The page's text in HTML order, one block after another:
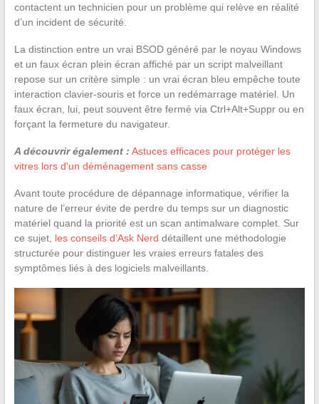
contactent un technicien pour un problème qui relève en réalité
d’un incident de sécurité.
La distinction entre un vrai BSOD généré par le noyau Windows
et un faux écran plein écran affiché par un script malveillant
repose sur un critère simple : un vrai écran bleu empêche toute
interaction clavier-souris et force un redémarrage matériel. Un
faux écran, lui, peut souvent être fermé via Ctrl+Alt+Suppr ou en
forçant la fermeture du navigateur.
A découvrir également : Astuces efficaces pour protéger les
vitres lors d'un déménagement sans casse
Avant toute procédure de dépannage informatique, vérifier la
nature de l’erreur évite de perdre du temps sur un diagnostic
matériel quand la priorité est un scan antimalware complet. Sur
ce sujet, les conseils d’Ask Nerd détaillent une méthodologie
structurée pour distinguer les vraies erreurs fatales des
symptômes liés à des logiciels malveillants.